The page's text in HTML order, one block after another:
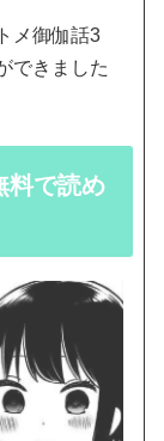
メ御伽話3
できました
料で読め